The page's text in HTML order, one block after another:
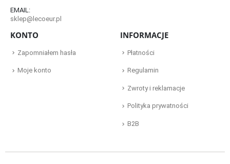
EMAIL:
sklep@lecoeur.pl
KONTO
Zapomniałem hasła
Moje konto
INFORMACJE
Płatności
Regulamin
Zwroty i reklamacje
Polityka prywatności
B2B